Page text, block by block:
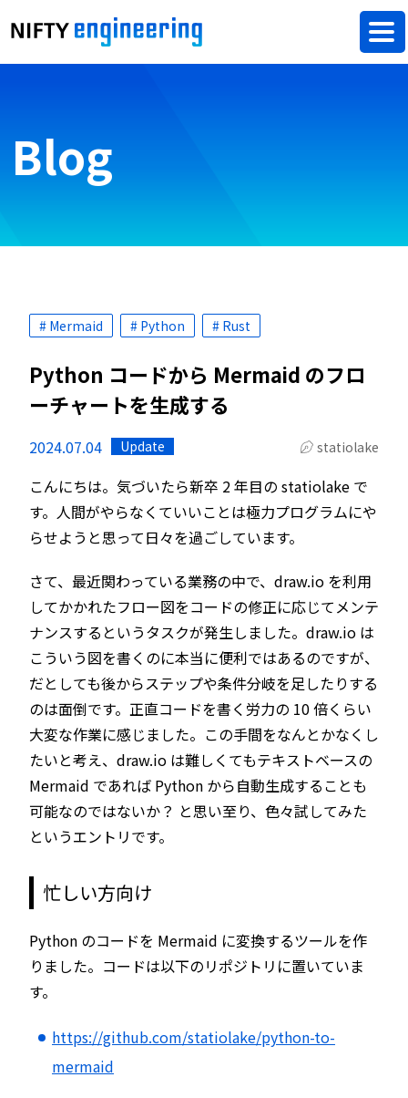
Blog
# Mermaid # Python # Rust
Python コードから Mermaid のフロ
ーチャートを生成する
2024.07.04 Update statiolake
こんにちは。気づいたら新卒 2 年目の statiolake で
す。人間がやらなくていいことは極力プログラムにや
らせようと思って日々を過ごしています。
さて、最近関わっている業務の中で、draw.io を利用
してかかれたフロー図をコードの修正に応じてメンテ
ナンスするというタスクが発生しました。draw.io は
こういう図を書くのに本当に便利ではあるのですが、
だとしても後からステップや条件分岐を足したりする
のは面倒です。正直コードを書く労力の 10 倍くらい
大変な作業に感じました。この手間をなんとかなくし
たいと考え、draw.io は難しくてもテキストベースの
Mermaid であれば Python から自動生成することも
可能なのではないか？ と思い至り、色々試してみた
というエントリです。
忙しい方向け
Python のコードを Mermaid に変換するツールを作
りました。コードは以下のリポジトリに置いていま
す。
https://github.com/statiolake/python-to-
mermaid